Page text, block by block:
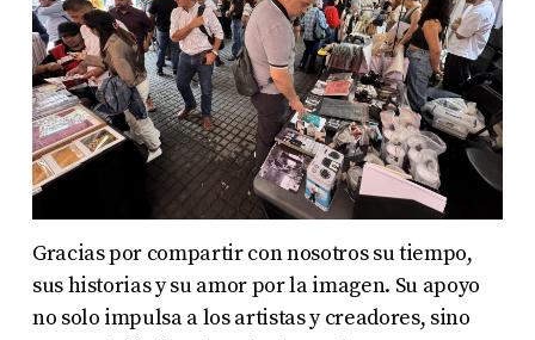
Gracias por compartir con nosotros su tiempo,
sus historias y su amor por la imagen. Su apoyo
no solo impulsa a los artistas y creadores, sino